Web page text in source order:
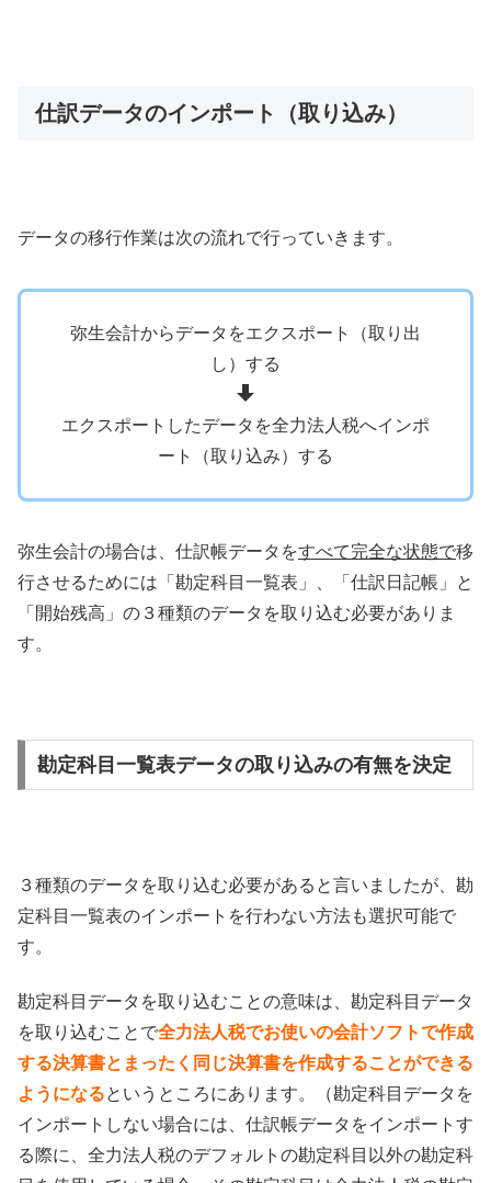
仕訳データのインポート（取り込み）
データの移行作業は次の流れで行っていきます。
弥生会計からデータをエクスポート（取り出
し）する
エクスポートしたデータを全力法人税へインポ
ート（取り込み）する
弥生会計の場合は、仕訳帳データをすべて完全な状態で移
行させるためには「勘定科目一覧表」、「仕訳日記帳」と
「開始残高」の３種類のデータを取り込む必要がありま
す。
勘定科目一覧表データの取り込みの有無を決定
３種類のデータを取り込む必要があると言いましたが、勘
定科目一覧表のインポートを行わない方法も選択可能で
す。
勘定科目データを取り込むことの意味は、勘定科目データ
を取り込むことで全力法人税でお使いの会計ソフトで作成
する決算書とまったく同じ決算書を作成することができる
ようになるというところにあります。（勘定科目データを
インポートしない場合には、仕訳帳データをインポートす
る際に、全力法人税のデフォルトの勘定科目以外の勘定科